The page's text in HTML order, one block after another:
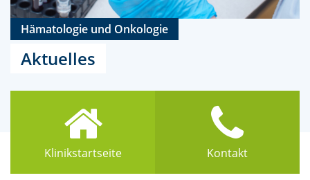
Hämatologie und Onkologie
Aktuelles
Klinikstartseite Kontakt